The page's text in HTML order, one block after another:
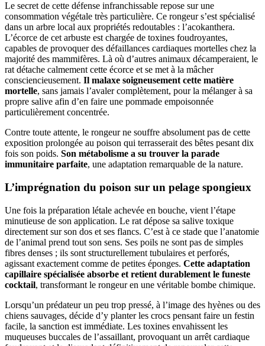
Le secret de cette défense infranchissable repose sur une
consommation végétale très particulière. Ce rongeur s’est spécialisé
dans un arbre local aux propriétés redoutables : l’acokanthera.
L’écorce de cet arbuste est chargée de toxines foudroyantes,
capables de provoquer des défaillances cardiaques mortelles chez la
majorité des mammifères. Là où d’autres animaux décamperaient, le
rat détache calmement cette écorce et se met à la mâcher
consciencieusement. Il malaxe soigneusement cette matière
mortelle, sans jamais l’avaler complètement, pour la mélanger à sa
propre salive afin d’en faire une pommade empoisonnée
particulièrement concentrée.
Contre toute attente, le rongeur ne souffre absolument pas de cette
exposition prolongée au poison qui terrasserait des bêtes pesant dix
fois son poids. Son métabolisme a su trouver la parade
immunitaire parfaite, une adaptation remarquable de la nature.
L’imprégnation du poison sur un pelage spongieux
Une fois la préparation létale achevée en bouche, vient l’étape
minutieuse de son application. Le rat dépose sa salive toxique
directement sur son dos et ses flancs. C’est à ce stade que l’anatomie
de l’animal prend tout son sens. Ses poils ne sont pas de simples
fibres denses ; ils sont structurellement tubulaires et perforés,
agissant exactement comme de petites éponges. Cette adaptation
capillaire spécialisée absorbe et retient durablement le funeste
cocktail, transformant le rongeur en une véritable bombe chimique.
Lorsqu’un prédateur un peu trop pressé, à l’image des hyènes ou des
chiens sauvages, décide d’y planter les crocs pensant faire un festin
facile, la sanction est immédiate. Les toxines envahissent les
muqueuses buccales de l’assaillant, provoquant un arrêt cardiaque